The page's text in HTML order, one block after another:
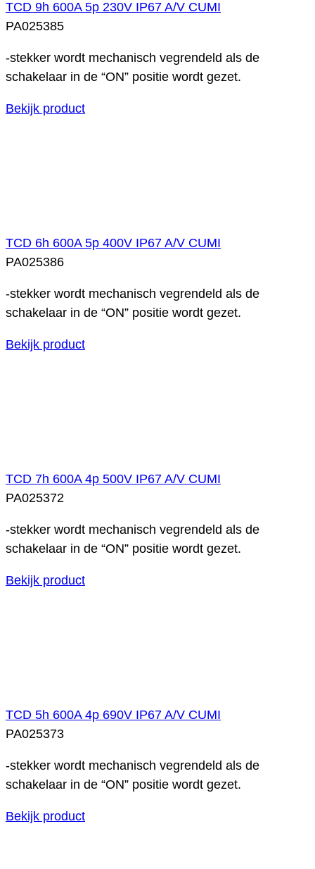
TCD 9h 600A 5p 230V IP67 A/V CUMI
PA025385
-stekker wordt mechanisch vegrendeld als de
schakelaar in de “ON” positie wordt gezet.
Bekijk product
TCD 6h 600A 5p 400V IP67 A/V CUMI
PA025386
-stekker wordt mechanisch vegrendeld als de
schakelaar in de “ON” positie wordt gezet.
Bekijk product
TCD 7h 600A 4p 500V IP67 A/V CUMI
PA025372
-stekker wordt mechanisch vegrendeld als de
schakelaar in de “ON” positie wordt gezet.
Bekijk product
TCD 5h 600A 4p 690V IP67 A/V CUMI
PA025373
-stekker wordt mechanisch vegrendeld als de
schakelaar in de “ON” positie wordt gezet.
Bekijk product